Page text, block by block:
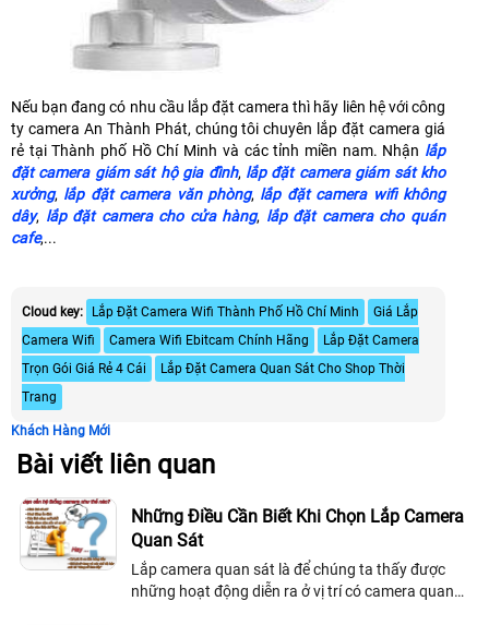
Nếu bạn đang có nhu cầu lắp đặt camera thì hãy liên hệ với công
ty camera An Thành Phát, chúng tôi chuyên lắp đặt camera giá
rẻ tại Thành phố Hồ Chí Minh và các tỉnh miền nam. Nhận lắp
đặt camera giám sát hộ gia đình, lắp đặt camera giám sát kho
xưởng, lắp đặt camera văn phòng, lắp đặt camera wifi không
dây, lắp đặt camera cho cửa hàng, lắp đặt camera cho quán
cafe,...
Cloud key: Lắp Đặt Camera Wifi Thành Phố Hồ Chí Minh
Giá Lắp
Camera Wifi
Camera Wifi Ebitcam Chính Hãng
Lắp Đặt Camera
Trọn Gói Giá Rẻ 4 Cái
Lắp Đặt Camera Quan Sát Cho Shop Thời
Trang
Khách Hàng Mới
Bài viết liên quan
Những Điều Cần Biết Khi Chọn Lắp Camera
Quan Sát
Lắp camera quan sát là để chúng ta thấy được
những hoạt động diễn ra ở vị trí có camera quan